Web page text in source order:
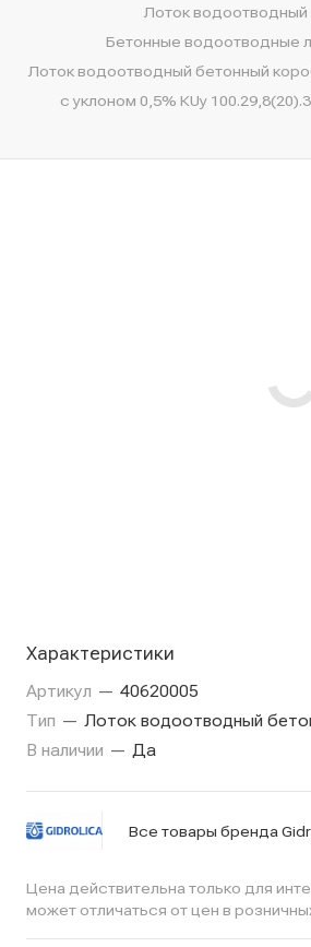
Лоток водоотводный
Бетонные водоотводные
Лоток водоотводный бетонный
с уклоном 0,5% КUу
Характеристики
Артикул — 40620005
Тип — Лоток водоотводный
В наличии — Да
Все товары бренда
Цена действительна только для
может отличаться от цен в